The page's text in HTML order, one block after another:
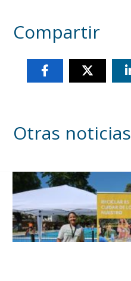
Compartir
Otras noticias